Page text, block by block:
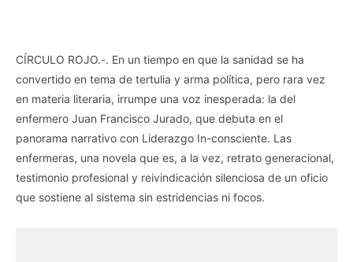
CÍRCULO ROJO.-. En un tiempo en que la sanidad se ha
convertido en tema de tertulia y arma política, pero rara vez
en materia literaria, irrumpe una voz inesperada: la del
enfermero Juan Francisco Jurado, que debuta en el
panorama narrativo con Liderazgo In-consciente. Las
enfermeras, una novela que es, a la vez, retrato generacional,
testimonio profesional y reivindicación silenciosa de un oficio
que sostiene al sistema sin estridencias ni focos.